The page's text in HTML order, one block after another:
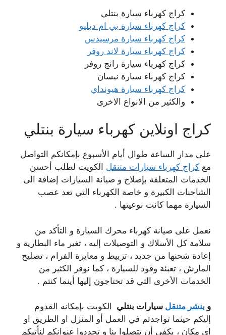
كراج كهرباء سيارة بنتلي
كراج كهرباء سيارة بي ام دبليو
كراج كهرباء سيارة مرسيدس
كراج كهرباء سيارة لاند روفر
كراج كهرباء سيارة رانج روفر
كراج كهرباء سيارة نيسان
كراج كهرباء سيارة هيونداي
والكثير من الانواع الاخرى
كراج اونلاين كهرباء سيارة بنتلي
على مدار الساعة طوال أيام الأسبوع بإمكانكم التواصل
مع كراج كهرباء سيارات متنقل الكويت لطلب أحسن
الخدمات المتعلقة بإصلاح و صيانة السيارات إضافة الى
الشاحنات الكبيرة و خاصة الكهرباء التي تعد عصب
السيارة مهما كانت نوعيتها .
نعمل على صيانة كهرباء محرك السيارة و التأكد من
سلامة كل الأسلاك و التوصيلات إليه ، تغير ماء البطارية و
إعادة شحنها من جديد ، تزبيط و معايرة الفرام ، تصليح
المارش ، تعبئة وقود للسيارة ، كما نوفر الكثير من
الخدمات الأخرى التي قد تحتاجون إليها أينما كنتم .
و بنشر متنقل سيارات بنتلي
الكويت بإمكانه القدوم
إليكم حيثما تواجدتم في العمل أو المنزل او الطريق او
اي مكان ، يكفي أن تتصلوا بنا و تحددوا عنوانكم لنأتيكم